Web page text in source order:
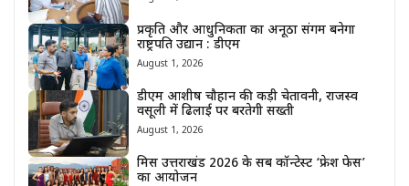
प्रकृति और आधुनिकता का अनूठा संगम बनेगा
राष्ट्रपति उद्यान : डीएम
August 1, 2026
डीएम आशीष चौहान की कड़ी चेतावनी, राजस्व
वसूली में ढिलाई पर बरतेगी सख्ती
August 1, 2026
मिस उत्तराखंड 2026 के सब कॉन्टेस्ट ‘फ्रेश फेस’
का आयोजन